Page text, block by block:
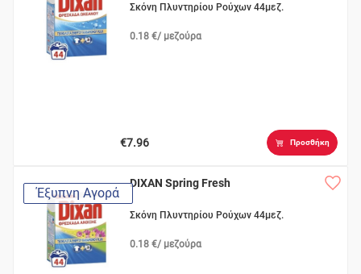
Σκόνη Πλυντηρίου Ρούχων 44μεζ.
0.18 €/ μεζούρα
€7.96 Προσθήκη
Έξυπνη Αγορά
DIXAN Spring Fresh
Σκόνη Πλυντηρίου Ρούχων 44μεζ.
0.18 €/ μεζούρα